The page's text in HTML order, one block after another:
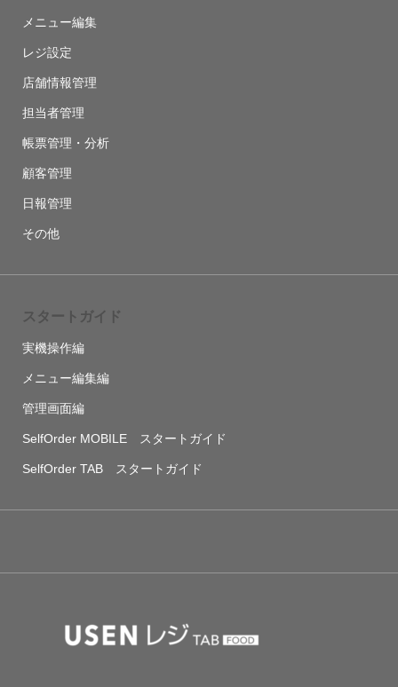
メニュー編集
レジ設定
店舗情報管理
担当者管理
帳票管理・分析
顧客管理
日報管理
その他
スタートガイド
実機操作編
メニュー編集編
管理画面編
SelfOrder MOBILE スタートガイド
SelfOrder TAB スタートガイド